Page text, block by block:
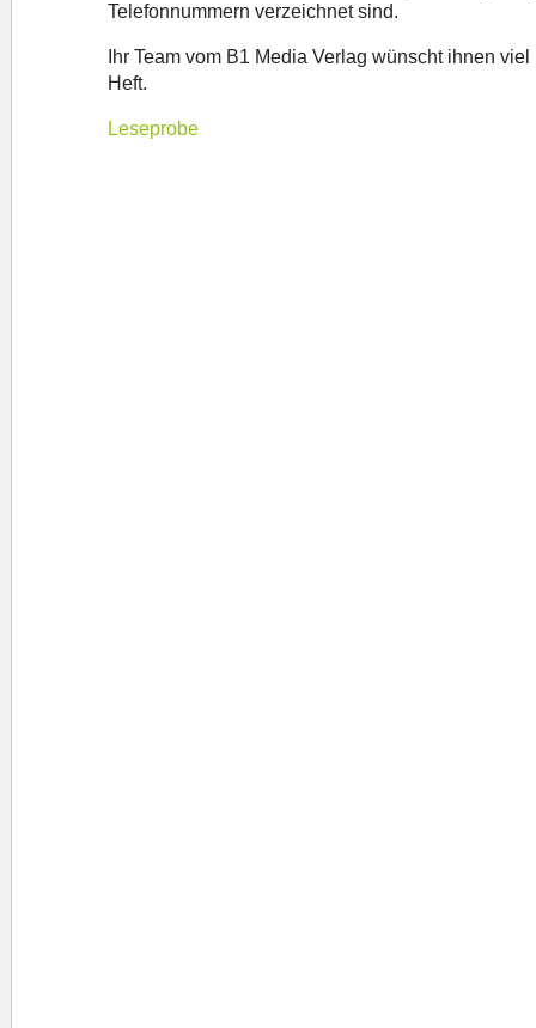
Telefonnummern verzeichnet sind.
Ihr Team vom B1 Media Verlag wünscht ihnen
Heft.
Leseprobe